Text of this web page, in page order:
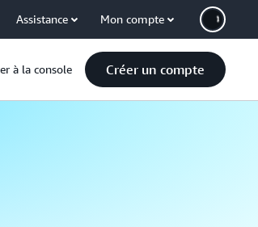
Assistance Mon compte
à la console Créer un compte